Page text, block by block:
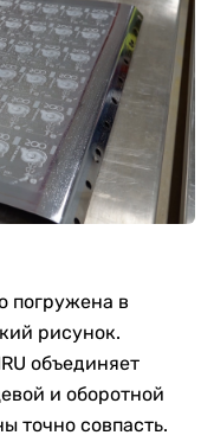
погружена в
рисунок.
объединяет
и оборотной
точно совпасть.